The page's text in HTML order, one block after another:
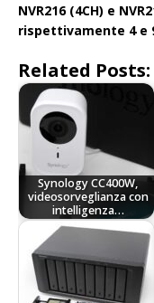
NVR216 (4CH) e
rispettivamente 4 e
Related Posts:
Synology CC400W,
videosorveglianza con
intelligenza…